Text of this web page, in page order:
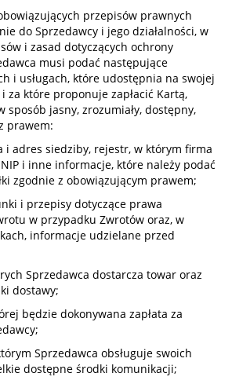
przepisów prawnych
do Sprzedawcy i jego działalności, w
i zasad dotyczących ochrony
musi podać następujące
i usługach, które udostępnia na swojej
które proponuje zapłacić Kartą,
sposób jasny, zrozumiały, dostępny,
prawem:
i adres siedziby, rejestr, w którym firma
i inne informacje, które należy podać
zgodnie z obowiązującym prawem;
i przepisy dotyczące prawa
w przypadku Zwrotów oraz, w
informacje udzielane przed
Sprzedawca dostarcza towar oraz
dostawy;
będzie dokonywana zapłata za
Sprzedawca obsługuje swoich
dostępne środki komunikacji;